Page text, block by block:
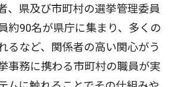
、県及び市町村の選挙管理委員
約90名が県庁に集まり、多くの
るなど、関係者の高い関心がう
事務に携わる市町村の職員が実